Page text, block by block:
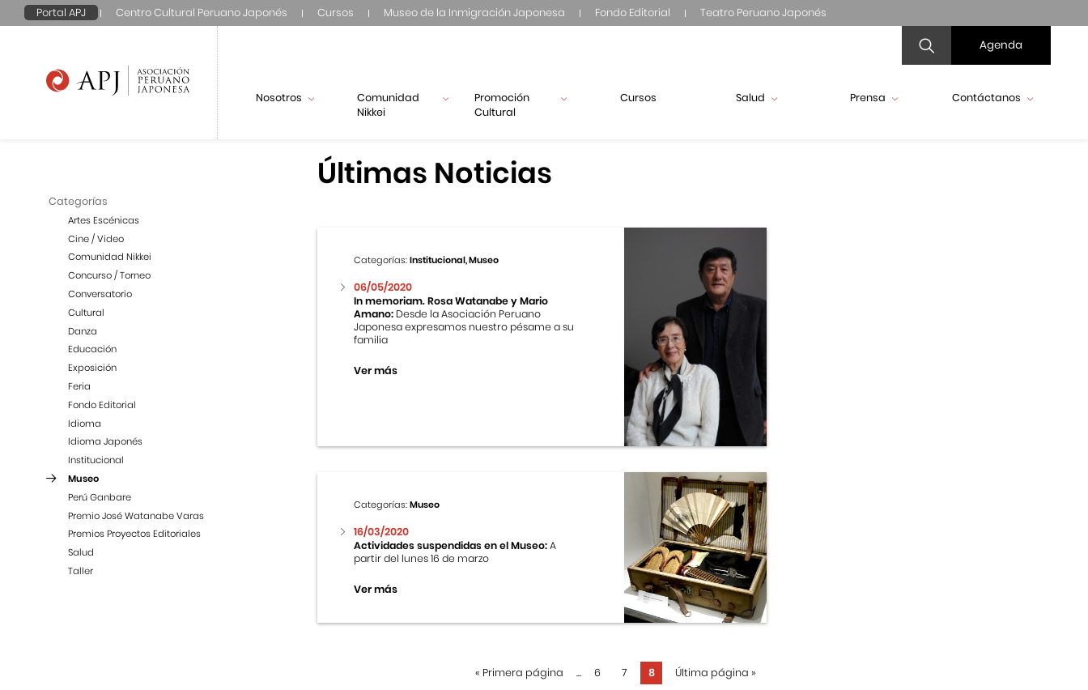
Portal APJ Centro Cultural Peruano Japonés Cursos Museo de la Inmigración Japonesa Fondo Editorial Teatro Peruano Japonés
Agenda
Nosotros
Comunidad
Nikkei
Promoción
Cultural
Cursos Salud Prensa Contáctanos
Categorías
Artes Escénicas
Cine / Video
Comunidad Nikkei
Concurso / Torneo
Conversatorio
Cultural
Danza
Educación
Exposición
Feria
Fondo Editorial
Idioma
Idioma Japonés
Institucional
Museo
Perú Ganbare
Premio José Watanabe Varas
Premios Proyectos Editoriales
Salud
Taller
Últimas Noticias
Categorías:Institucional, Museo
06/05/2020
In memoriam. Rosa Watanabe y Mario
Amano: Desde la Asociación Peruano
Japonesa expresamos nuestro pésame a su
familia
Ver más
Categorías:Museo
16/03/2020
Actividades suspendidas en el Museo:A
partir del lunes 16 de marzo
Ver más
« Primera página ... 6 7 8 Última página »